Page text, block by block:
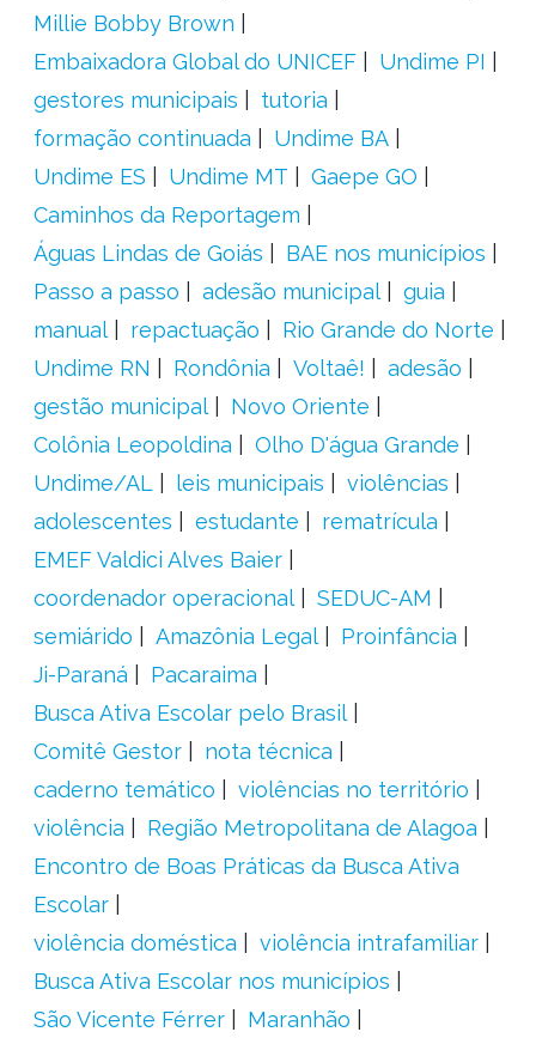
Millie Bobby Brown
Embaixadora Global do UNICEF
Undime PI
gestores municipais
tutoria
formação continuada
Undime BA
Undime ES
Undime MT
Gaepe GO
Caminhos da Reportagem
Águas Lindas de Goiás
BAE nos municípios
Passo a passo
adesão municipal
guia
manual
repactuação
Rio Grande do Norte
Undime RN
Rondônia Voltaê!
adesão
gestão municipal
Novo Oriente
Colônia Leopoldina
Olho D'água Grande
Undime/AL
leis municipais
violências
adolescentes
estudante
rematrícula
EMEF Valdici Alves Baier
coordenador operacional
SEDUC-AM
semiárido
Amazônia Legal
Proinfância
Ji-Paraná
Pacaraima
Busca Ativa Escolar pelo Brasil
Comitê Gestor
nota técnica
caderno temático
violências no território
violência
Região Metropolitana de Alagoa
Encontro de Boas Práticas da Busca Ativa
Escolar
violência doméstica
violência intrafamiliar
Busca Ativa Escolar nos municípios
São Vicente Férrer
Maranhão